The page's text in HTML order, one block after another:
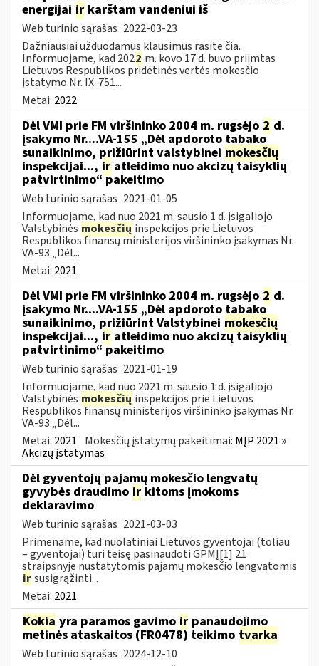
energijai ir karštam vandeniui iš
Web turinio sąrašas 2022-03-23
Dažniausiai užduodamus klausimus rasite čia.
Informuojame, kad 2022 m. kovo 17 d. buvo priimtas
Lietuvos Respublikos pridėtinės vertės mokesčio
įstatymo Nr. IX-751...
Metai: 2022
Dėl VMI prie FM viršininko 2004 m. rugsėjo 2 d.
įsakymo Nr....VA-155 „Dėl apdoroto tabako
sunaikinimo, prižiūrint valstybinei mokesčių
inspekcijai..., ir atleidimo nuo akcizų taisyklių
patvirtinimo“ pakeitimo
Web turinio sąrašas 2021-01-05
Informuojame, kad nuo 2021 m. sausio 1 d. įsigaliojo
Valstybinės mokesčių inspekcijos prie Lietuvos
Respublikos finansų ministerijos viršininko įsakymas Nr.
VA-93 „Dėl...
Metai: 2021
Dėl VMI prie FM viršininko 2004 m. rugsėjo 2 d.
įsakymo Nr....VA-155 „Dėl apdoroto tabako
sunaikinimo, prižiūrint Valstybinei mokesčių
inspekcijai..., ir atleidimo nuo akcizų taisyklių
patvirtinimo“ pakeitimo
Web turinio sąrašas 2021-01-19
Informuojame, kad nuo 2021 m. sausio 1 d. įsigaliojo
Valstybinės mokesčių inspekcijos prie Lietuvos
Respublikos finansų ministerijos viršininko įsakymas Nr.
VA-93 „Dėl...
Metai: 2021 Mokesčių įstatymų pakeitimai: MĮP 2021 »
Akcizų įstatymas
Dėl gyventojų pajamų mokesčio lengvatų
gyvybės draudimo ir kitoms įmokoms
deklaravimo
Web turinio sąrašas 2021-03-03
Primename, kad nuolatiniai Lietuvos gyventojai (toliau
– gyventojai) turi teisę pasinaudoti GPMĮ[1] 21
straipsnyje nustatytomis pajamų mokesčio lengvatomis
irsusigrąžinti...
Metai: 2021
Kokia yra paramos gavimo ir panaudojimo
metinės ataskaitos (FR0478) teikimo tvarka
Web turinio sąrašas 2024-12-10